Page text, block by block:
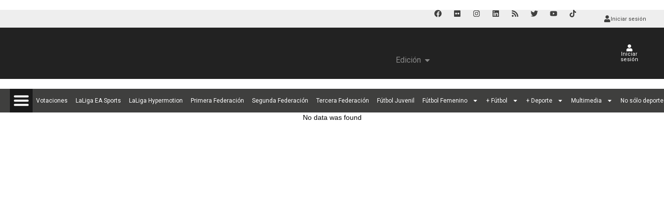
Iniciar sesión
Edición
Iniciar
sesión
Votaciones LaLiga EA Sports LaLiga Hypermotion Primera Federación Segunda Federación Tercera Federación Fútbol Juvenil Fútbol Femenino + Fútbol + Deporte Multimedia No sólo deporte
No data was found